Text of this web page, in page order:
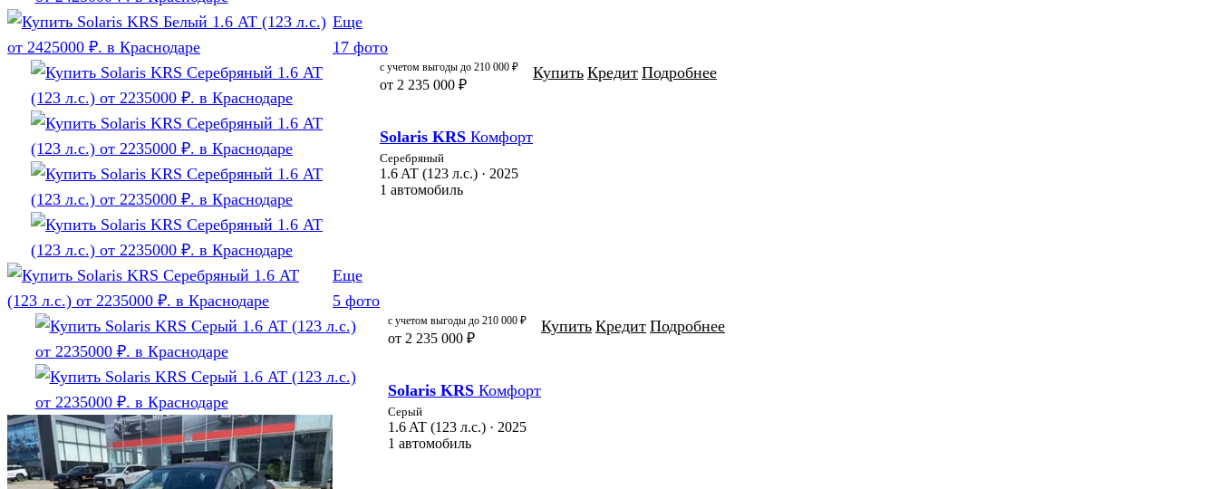
Еще
17 фото
Еще
5 фото
с учетом выгоды до 210 000 ₽
от 2 235 000 ₽
Solaris KRS Комфорт
Серебряный
1.6 AT (123 л.с.) · 2025
1 автомобиль
Купить Кредит Подробнее
с учетом выгоды до 210 000 ₽
от 2 235 000 ₽
Solaris KRS Комфорт
Серый
1.6 AT (123 л.с.) · 2025
1 автомобиль
Купить Кредит Подробнее